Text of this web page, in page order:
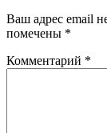
Ваш адрес email
помечены *
Комментарий *